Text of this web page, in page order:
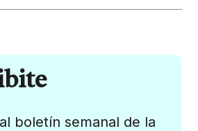
boletín semanal de la